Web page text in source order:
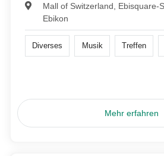
Mall of Switzerland, Ebisquare-
Ebikon
Diverses Musik Treffen
Mehr erfahren